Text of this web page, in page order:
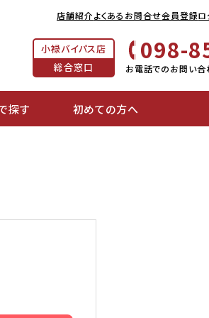
店舗紹介よくあるお問合せ会員登録ロ
小禄バイパス店
総合窓口
098-
お電話でのお問い合
探す 初めての方へ